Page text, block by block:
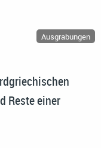
Ausgrabungen
Reste einer